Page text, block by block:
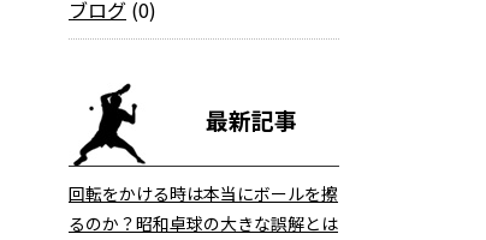
ブログ (0)
最新記事
回転をかける時は本当にボールを擦
るのか？昭和卓球の大きな誤解とは